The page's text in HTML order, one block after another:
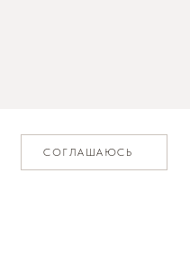
СОГЛАШАЮСЬ